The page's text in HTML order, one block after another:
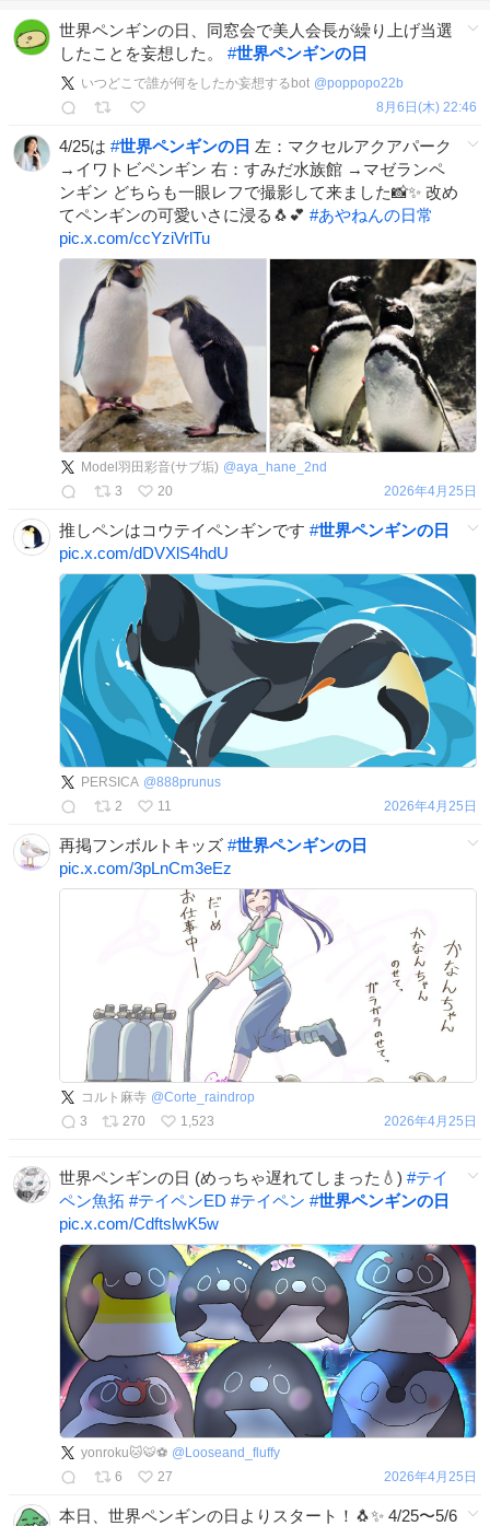
世界ペンギンの日、同窓会で美人会長が繰り上げ当選
したことを妄想した。 #世界ペンギンの日
いつどこで誰が何をしたか妄想するbot @poppopo22b
8月6日(木) 22:46
4/25は #世界ペンギンの日 左：マクセルアクアパーク
→イワトビペンギン 右：すみだ水族館 →マゼランペ
ンギン どちらも一眼レフで撮影して来ました📸✨ 改め
てペンギンの可愛いさに浸る🐧💕 #あやねんの日常
pic.x.com/ccYziVrlTu
Model羽田彩音(サブ垢) @aya_hane_2nd
3
20 2026年4月25日
推しペンはコウテイペンギンです #世界ペンギンの日
pic.x.com/dDVXlS4hdU
PERSICA @888prunus
2
11 2026年4月25日
再掲フンボルトキッズ #世界ペンギンの日
pic.x.com/3pLnCm3eEz
コルト麻寺 @Corte_raindrop
3
270 1,523 2026年4月25日
世界ペンギンの日 (めっちゃ遅れてしまった💧) #テイ
ペン魚拓 #テイペンED #テイペン #世界ペンギンの日
pic.x.com/CdftslwK5w
yonroku🐱🐯⚽️ @ Looseand_fluffy
6
27 2026年4月25日
本日、世界ペンギンの日よりスタート！🐧✨ 4/25〜5/6